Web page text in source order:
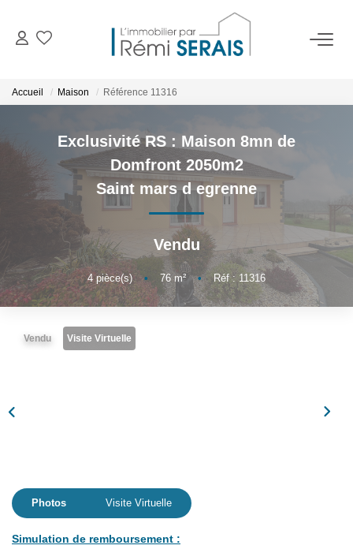
VENDRE
BIENS VENDUS
ADMINISTRATION DE BIENS
Gestion
Accueil Maison Référence 11316
Exclusivité RS : Maison 8mn de
Domfront 2050m2
Saint mars d egrenne
Vendu
4pièce(s) • 76 m² • Réf : 11316
Vendu Visite Virtuelle
Simulation de remboursement :
Photos Visite Virtuelle